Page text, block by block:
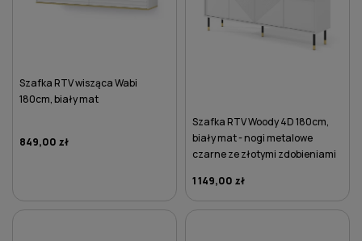
Szafka RTV wisząca Wabi
180cm, biały mat
849,00 zł
Szafka RTV Woody 4D 180cm,
biały mat - nogi metalowe
czarne ze złotymi zdobieniami
1 149,00 zł